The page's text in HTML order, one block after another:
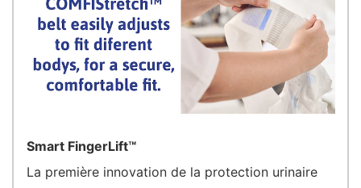
Smart FingerLift™
La première innovation de la protection urinaire